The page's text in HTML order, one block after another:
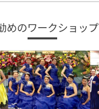
めのワークショップ